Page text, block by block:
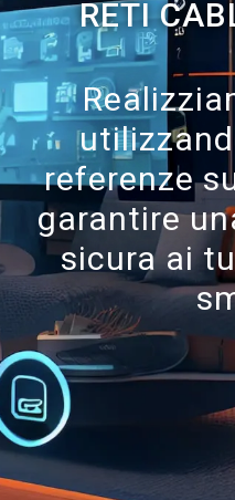
RETI
referenze
garantire
sicura ai